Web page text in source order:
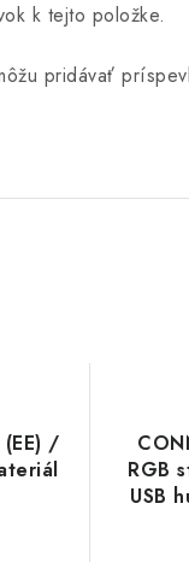
k tejto položke.
pridávať
/
RGB
USB